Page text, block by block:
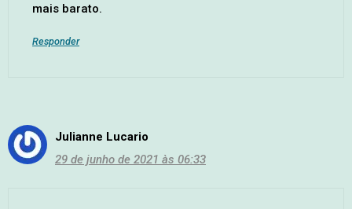
mais barato.
Responder
Julianne Lucario
29 de junho de 2021 às 06:33